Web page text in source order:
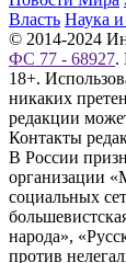
Власть Наука
© 2014-2024
ФС 77 - 68927.
18+.
никаких
редакции
Контакты
В России
организации
социальных
народа»,
против